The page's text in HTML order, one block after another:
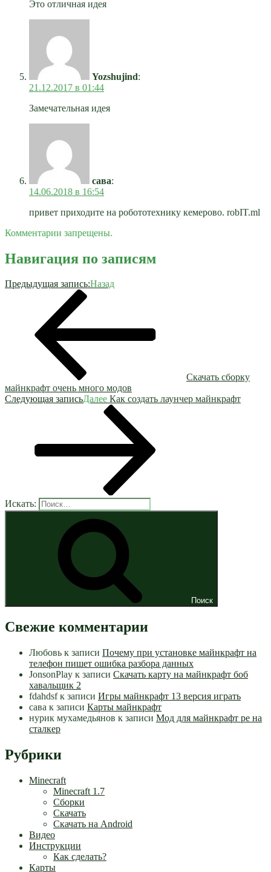
Это отличная идея
Yozshujind:
21.12.2017 в 01:44
Замечательная идея
сава:
14.06.2018 в 16:54
привет приходите на робототехнику кемерово. robIT.ml
Комментарии запрещены.
Навигация по записям
Предыдущая запись:Назад
Скачать сборку
майнкрафт очень много модов
Следующая записьДалее Как создать лаунчер майнкрафт
Искать:
Поиск
Свежие комментарии
Любовь к записи Почему при установке майнкрафт на
телефон пишет ошибка разбора данных
JonsonPlay к записи Скачать карту на майнкрафт боб
хавальщик 2
fdahdsfк записи Игры майнкрафт 13 версия играть
сава к записи Карты майнкрафт
нурик мухамедьянов к записи Мод для майнкрафт pe на
сталкер
Рубрики
Minecraft
Minecraft 1.7
Сборки
Скачать
Скачать на Android
Видео
Инструкции
Как сделать?
Карты